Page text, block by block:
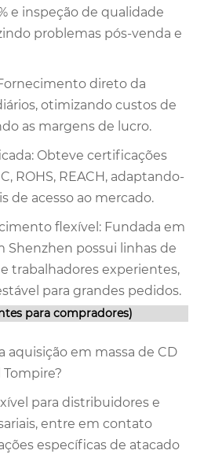
e inspeção de qualidade
problemas pós-venda e
direto da
otimizando custos de
as margens de lucro.
Obteve certificações
ROHS, REACH, adaptando-
de acesso ao mercado.
flexível: Fundada em
Shenzhen possui linhas de
trabalhadores experientes,
para grandes pedidos.
para compradores)
aquisição em massa de CD
para distribuidores e
entre em contato
específicas de atacado